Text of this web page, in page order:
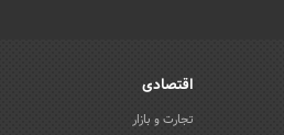
اقتصادی
تجارت و بازار